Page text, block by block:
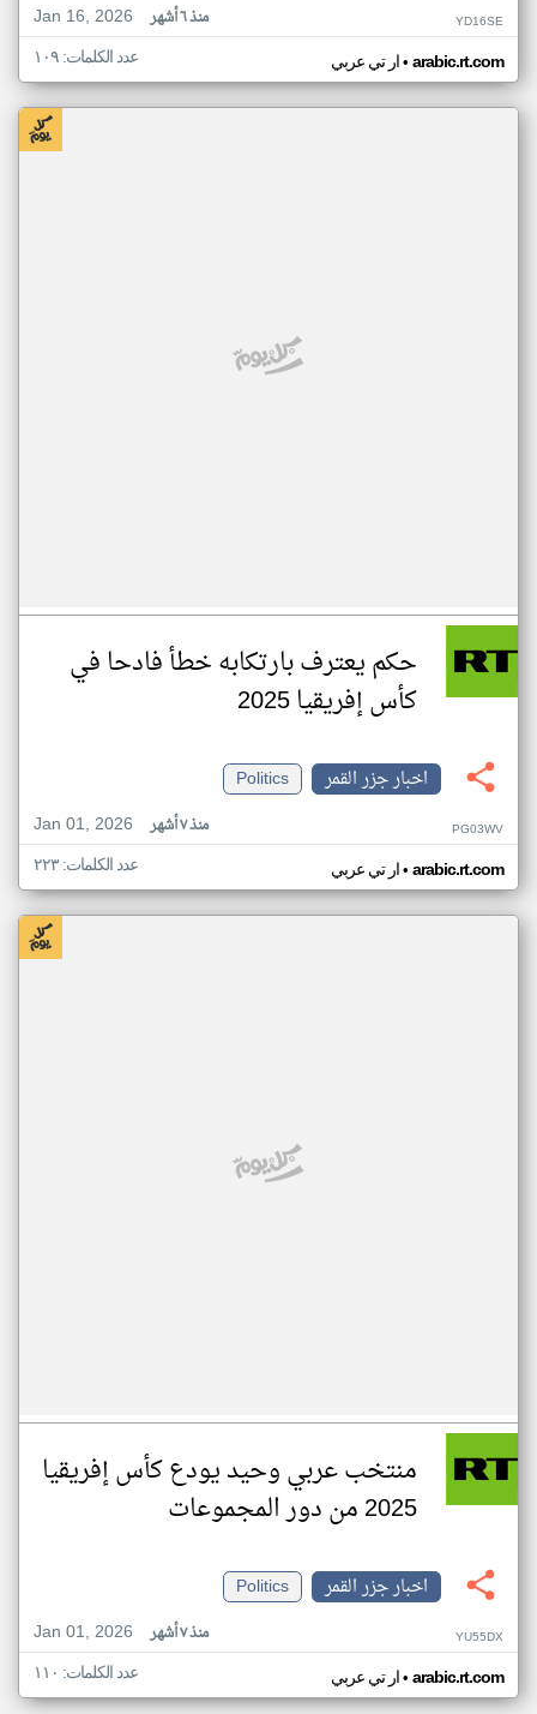
Jan 16, 2026
منذ ٦ أشهر YD16SE
ار تي عربي• arabic.rt.com عدد الكلمات: ١٠٩
حكم يعترف بارتكابه خطأ فادحا في
كأس إفريقيا 2025
اخبار جزر القمر
Politics
Jan 01, 2026
منذ ٧ أشهر PG03WV
ار تي عربي• arabic.rt.com عدد الكلمات: ٢٢٣
منتخب عربي وحيد يودع كأس إفريقيا
2025 من دور المجموعات
اخبار جزر القمر
Politics
Jan 01, 2026
منذ ٧ أشهر YU55DX
ار تي عربي• arabic.rt.com عدد الكلمات: ١١٠